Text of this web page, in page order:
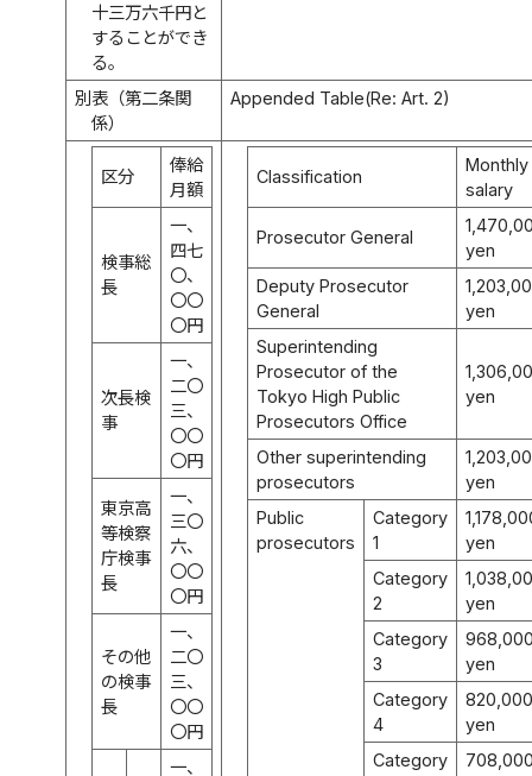
十三万六千円と
することができ
る。
別表（第二条関
係）
Appended Table(Re: Art. 2)
区分
俸給
月額
検事総
長
一、
四七
〇、
〇〇
〇円
次長検
事
一、
二〇
三、
〇〇
〇円
東京高
等検察
庁検事
長
一、
三〇
六、
〇〇
〇円
その他
の検事
長
一、
二〇
三、
〇〇
〇円
一、
Classification
Monthly
salary
Prosecutor General
yen
Deputy Prosecutor
General
yen
Superintending
Prosecutor of the
Tokyo High Public
Prosecutors Office
yen
Other superintending
prosecutors
yen
Public
prosecutors
Category
1
yen
Category
2
yen
Category
3
yen
Category
4
820,000
yen
Category